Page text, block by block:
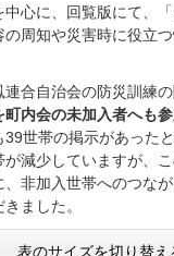
中心に、回覧版にて、
周知や災害時に役立
合自治会の防災訓練
町内会の未加入者へも
世帯の掲示があった
減少していますが、こ
非加入世帯へのつな
ました。
表のサイズを切り替え